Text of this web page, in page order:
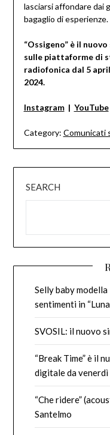
lasciarsi affondare dai
bagaglio di esperienze.
“Ossigeno” è il
sulle piattaforme di
radiofonica dal 5
2024.
Instagram | YouTube
Category: Comunicati
SEARCH
Selly baby
sentimenti in
SVOSIL: il nuovo
“Break Time” è il
digitale da
“Che ridere”
Santelmo